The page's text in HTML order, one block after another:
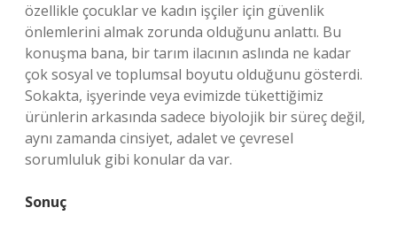
özellikle çocuklar ve kadın işçiler için güvenlik
önlemlerini almak zorunda olduğunu anlattı. Bu
konuşma bana, bir tarım ilacının aslında ne kadar
çok sosyal ve toplumsal boyutu olduğunu gösterdi.
Sokakta, işyerinde veya evimizde tükettiğimiz
ürünlerin arkasında sadece biyolojik bir süreç değil,
aynı zamanda cinsiyet, adalet ve çevresel
sorumluluk gibi konular da var.
Sonuç